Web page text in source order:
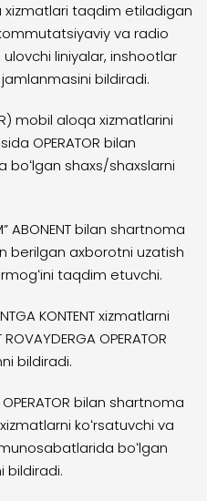
xizmatlari taqdim etiladigan
va radio
ulovchi liniyalar, inshootlar
bildiradi.
mobil aloqa xizmatlarini
OPERATOR bilan
shaxs/shaxslarni
ABONENT bilan shartnoma
berilgan axborotni uzatish
taqdim etuvchi.
KONTENT xizmatlarni
OPERATOR
bildiradi.
OPERATOR bilan shartnoma
koʻrsatuvchi va
boʻlgan
bildiradi.